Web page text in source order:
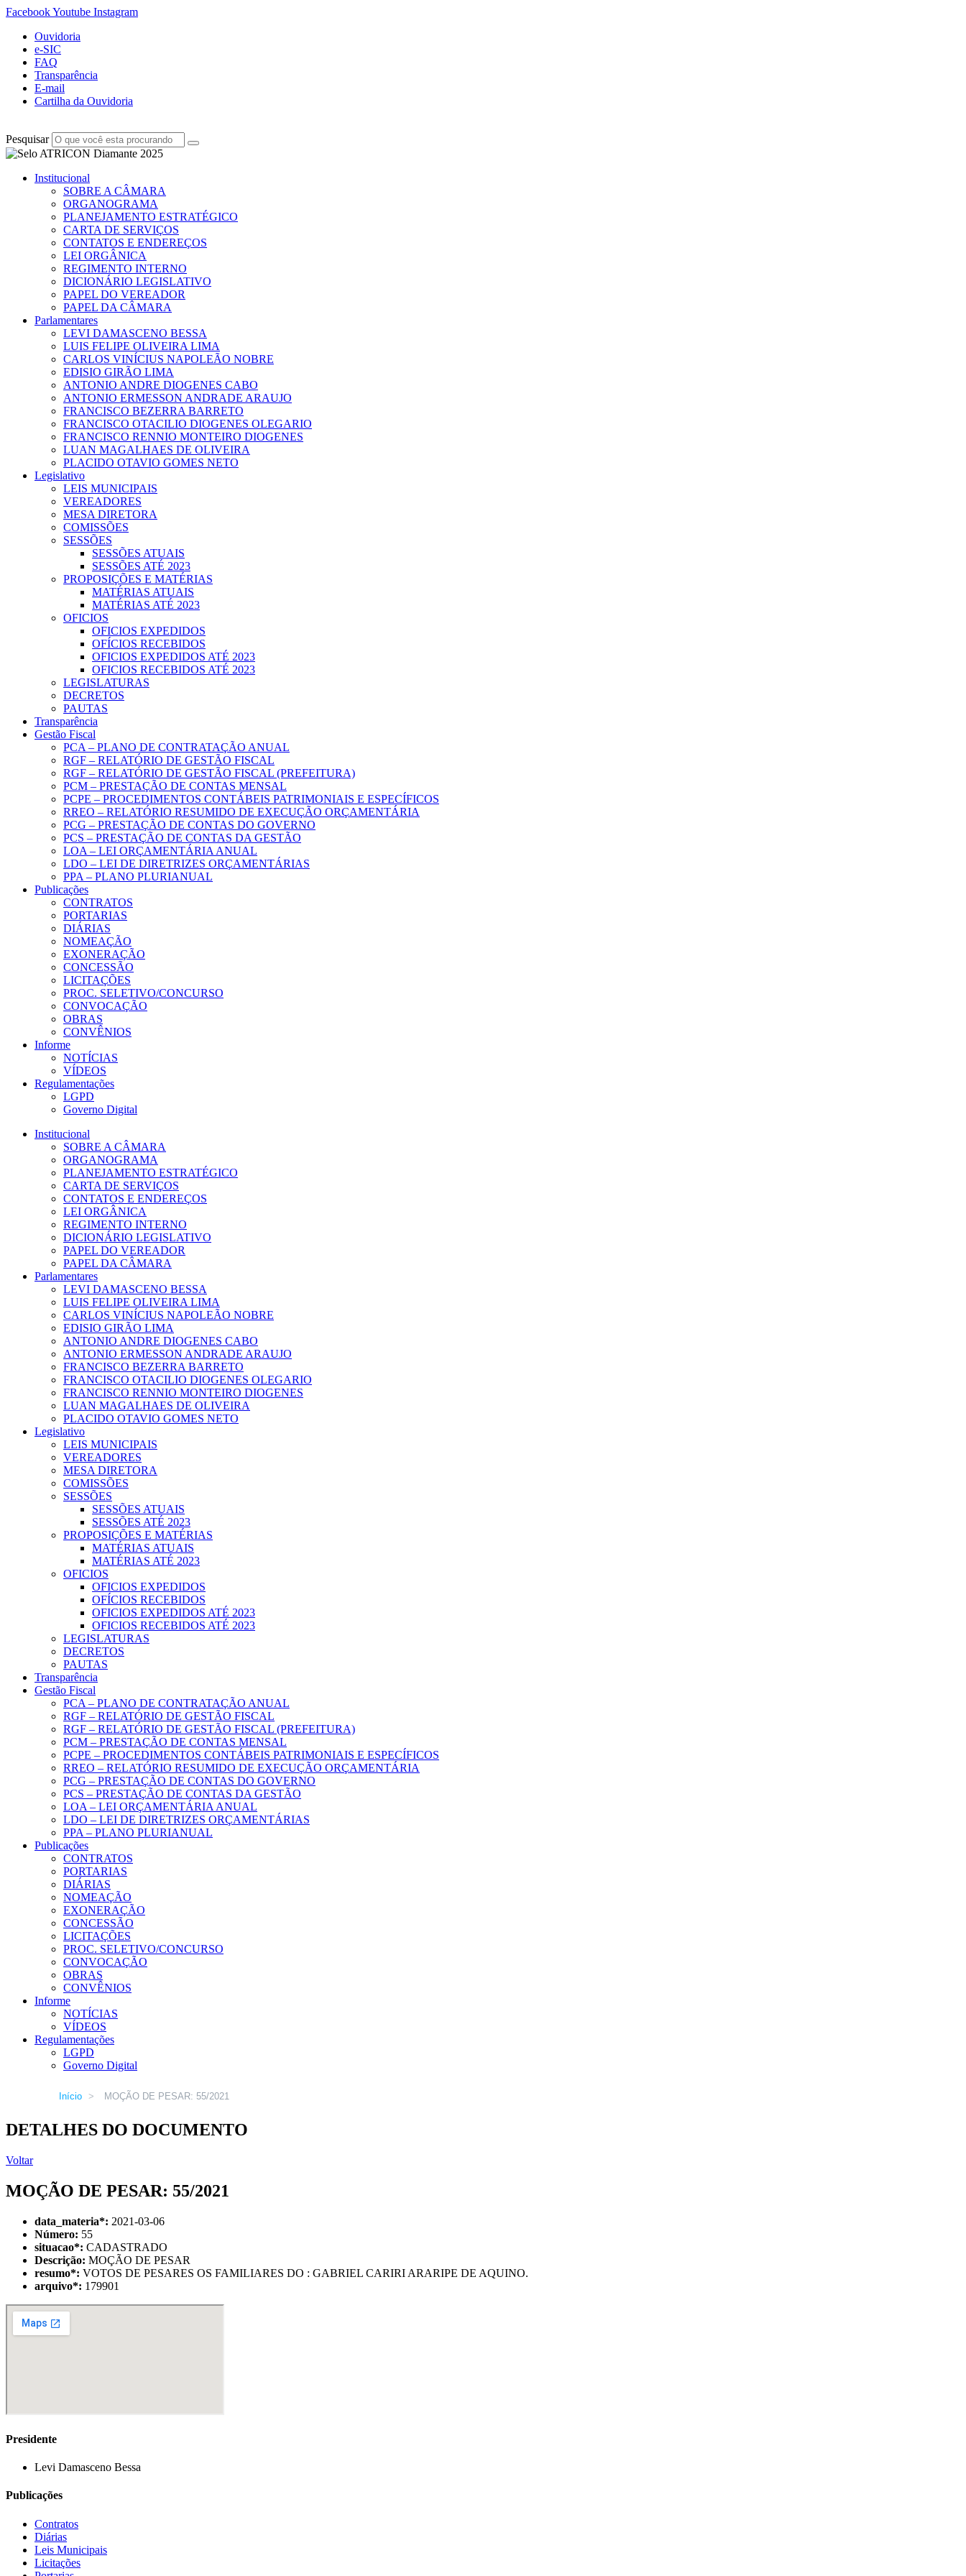
FacebookYoutube Instagram
Ouvidoria
e-SIC
FAQ
Transparência
E-mail
Cartilha da Ouvidoria
Pesquisar
Institucional
SOBRE A CÂMARA
ORGANOGRAMA
PLANEJAMENTO ESTRATÉGICO
CARTA DE SERVIÇOS
CONTATOS E ENDEREÇOS
LEI ORGÂNICA
REGIMENTO INTERNO
DICIONÁRIO LEGISLATIVO
PAPEL DO VEREADOR
PAPEL DA CÂMARA
Parlamentares
LEVI DAMASCENO BESSA
LUIS FELIPE OLIVEIRA LIMA
CARLOS VINÍCIUS NAPOLEÃO NOBRE
EDISIO GIRÃO LIMA
ANTONIO ANDRE DIOGENES CABO
ANTONIO ERMESSON ANDRADE ARAUJO
FRANCISCO BEZERRA BARRETO
FRANCISCO OTACILIO DIOGENES OLEGARIO
FRANCISCO RENNIO MONTEIRO DIOGENES
LUAN MAGALHAES DE OLIVEIRA
PLACIDO OTAVIO GOMES NETO
Legislativo
LEIS MUNICIPAIS
VEREADORES
MESA DIRETORA
COMISSÕES
SESSÕES
SESSÕES ATUAIS
SESSÕES ATÉ 2023
PROPOSIÇÕES E MATÉRIAS
MATÉRIAS ATUAIS
MATÉRIAS ATÉ 2023
OFICIOS
OFICIOS EXPEDIDOS
OFÍCIOS RECEBIDOS
OFICIOS EXPEDIDOS ATÉ 2023
OFICIOS RECEBIDOS ATÉ 2023
LEGISLATURAS
DECRETOS
PAUTAS
Transparência
Gestão Fiscal
PCA – PLANO DE CONTRATAÇÃO ANUAL
RGF – RELATÓRIO DE GESTÃO FISCAL
RGF – RELATÓRIO DE GESTÃO FISCAL (PREFEITURA)
PCM – PRESTAÇÃO DE CONTAS MENSAL
PCPE – PROCEDIMENTOS CONTÁBEIS PATRIMONIAIS E ESPECÍFICOS
RREO – RELATÓRIO RESUMIDO DE EXECUÇÃO ORÇAMENTÁRIA
PCG – PRESTAÇÃO DE CONTAS DO GOVERNO
PCS – PRESTAÇÃO DE CONTAS DA GESTÃO
LOA – LEI ORÇAMENTÁRIA ANUAL
LDO – LEI DE DIRETRIZES ORÇAMENTÁRIAS
PPA – PLANO PLURIANUAL
Publicações
CONTRATOS
PORTARIAS
DIÁRIAS
NOMEAÇÃO
EXONERAÇÃO
CONCESSÃO
LICITAÇÕES
PROC. SELETIVO/CONCURSO
CONVOCAÇÃO
OBRAS
CONVÊNIOS
Informe
NOTÍCIAS
VÍDEOS
Regulamentações
LGPD
Governo Digital
Institucional
SOBRE A CÂMARA
ORGANOGRAMA
PLANEJAMENTO ESTRATÉGICO
CARTA DE SERVIÇOS
CONTATOS E ENDEREÇOS
LEI ORGÂNICA
REGIMENTO INTERNO
DICIONÁRIO LEGISLATIVO
PAPEL DO VEREADOR
PAPEL DA CÂMARA
Parlamentares
LEVI DAMASCENO BESSA
LUIS FELIPE OLIVEIRA LIMA
CARLOS VINÍCIUS NAPOLEÃO NOBRE
EDISIO GIRÃO LIMA
ANTONIO ANDRE DIOGENES CABO
ANTONIO ERMESSON ANDRADE ARAUJO
FRANCISCO BEZERRA BARRETO
FRANCISCO OTACILIO DIOGENES OLEGARIO
FRANCISCO RENNIO MONTEIRO DIOGENES
LUAN MAGALHAES DE OLIVEIRA
PLACIDO OTAVIO GOMES NETO
Legislativo
LEIS MUNICIPAIS
VEREADORES
MESA DIRETORA
COMISSÕES
SESSÕES
SESSÕES ATUAIS
SESSÕES ATÉ 2023
PROPOSIÇÕES E MATÉRIAS
MATÉRIAS ATUAIS
MATÉRIAS ATÉ 2023
OFICIOS
OFICIOS EXPEDIDOS
OFÍCIOS RECEBIDOS
OFICIOS EXPEDIDOS ATÉ 2023
OFICIOS RECEBIDOS ATÉ 2023
LEGISLATURAS
DECRETOS
PAUTAS
Transparência
Gestão Fiscal
PCA – PLANO DE CONTRATAÇÃO ANUAL
RGF – RELATÓRIO DE GESTÃO FISCAL
RGF – RELATÓRIO DE GESTÃO FISCAL (PREFEITURA)
PCM – PRESTAÇÃO DE CONTAS MENSAL
PCPE – PROCEDIMENTOS CONTÁBEIS PATRIMONIAIS E ESPECÍFICOS
RREO – RELATÓRIO RESUMIDO DE EXECUÇÃO ORÇAMENTÁRIA
PCG – PRESTAÇÃO DE CONTAS DO GOVERNO
PCS – PRESTAÇÃO DE CONTAS DA GESTÃO
LOA – LEI ORÇAMENTÁRIA ANUAL
LDO – LEI DE DIRETRIZES ORÇAMENTÁRIAS
PPA – PLANO PLURIANUAL
Publicações
CONTRATOS
PORTARIAS
DIÁRIAS
NOMEAÇÃO
EXONERAÇÃO
CONCESSÃO
LICITAÇÕES
PROC. SELETIVO/CONCURSO
CONVOCAÇÃO
OBRAS
CONVÊNIOS
Informe
NOTÍCIAS
VÍDEOS
Regulamentações
LGPD
Governo Digital
Início > MOÇÃO DE PESAR: 55/2021
DETALHES DO DOCUMENTO
Voltar
MOÇÃO DE PESAR: 55/2021
data_materia*: 2021-03-06
Número: 55
situacao*: CADASTRADO
Descrição: MOÇÃO DE PESAR
resumo*: VOTOS DE PESARES OS FAMILIARES DO : GABRIEL CARIRI ARARIPE DE AQUINO.
arquivo*: 179901
Presidente
Levi Damasceno Bessa
Publicações
Contratos
Diárias
Leis Municipais
Licitações